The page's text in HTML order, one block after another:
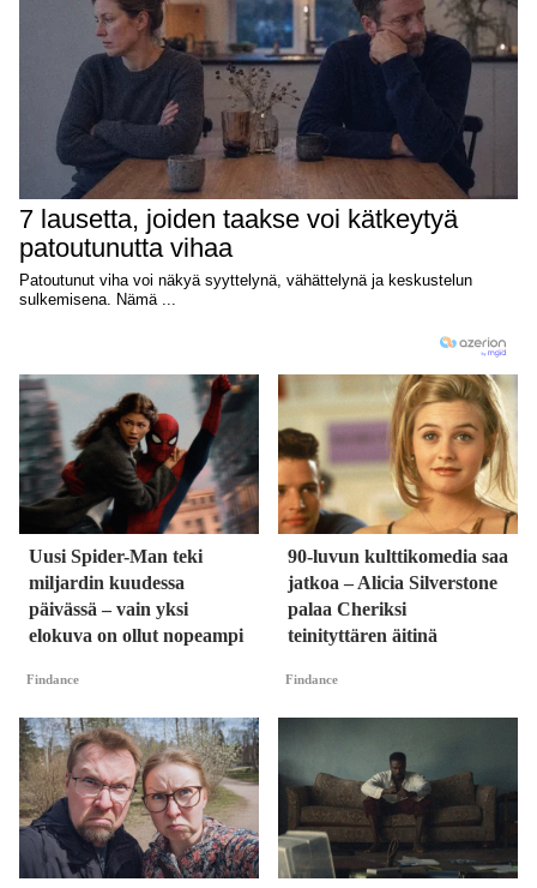
Uusi Spider-Man teki
miljardin kuudessa
päivässä – vain yksi
elokuva on ollut nopeampi
Findance
90-luvun kulttikomedia saa
jatkoa – Alicia Silverstone
palaa Cheriksi
teinityttären äitinä
Findance